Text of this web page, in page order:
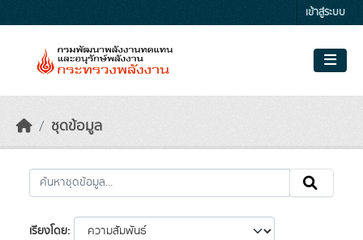
เข้าสู่ระบบ
ชุดข้อมูล
เรียงโดย